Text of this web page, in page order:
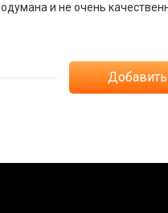
и не очень